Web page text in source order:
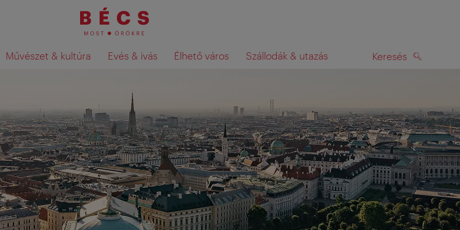
Művészet & kultúra Evés & ivás Élhető város Szállodák & utazás Keresés